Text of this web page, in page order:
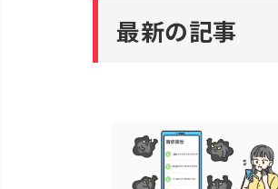
最新の記事